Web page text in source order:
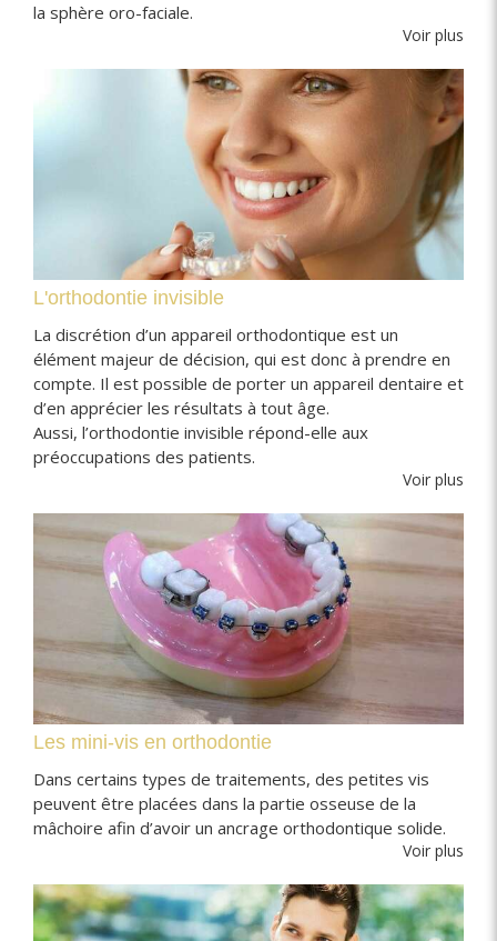
la sphère oro-faciale.
Voir plus
L'orthodontie invisible
La discrétion d’un appareil orthodontique est un
élément majeur de décision, qui est donc à prendre en
compte. Il est possible de porter un appareil dentaire et
d’en apprécier les résultats à tout âge.
Aussi, l’orthodontie invisible répond-elle aux
préoccupations des patients.
Voir plus
Les mini-vis en orthodontie
Dans certains types de traitements, des petites vis
peuvent être placées dans la partie osseuse de la
mâchoire afin d’avoir un ancrage orthodontique solide.
Voir plus